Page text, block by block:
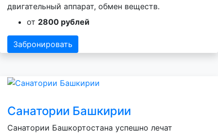
двигательный аппарат, обмен веществ.
от 2800 рублей
Забронировать
Санатории Башкирии
Санатории Башкортостана успешно лечат